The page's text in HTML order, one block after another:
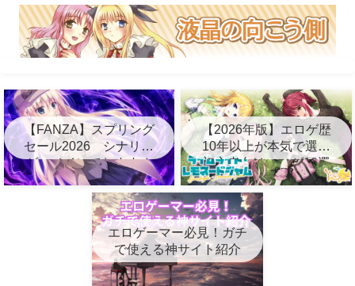
【FANZA】スプリング
セール2026 シナリオ
ゲーメインでおすすめ
10選
【2026年版】エロゲ歴
10年以上が本気で選ぶ
初心者向けエロゲ10選
エロゲーマー必見！ガチ
で使える神サイト紹介